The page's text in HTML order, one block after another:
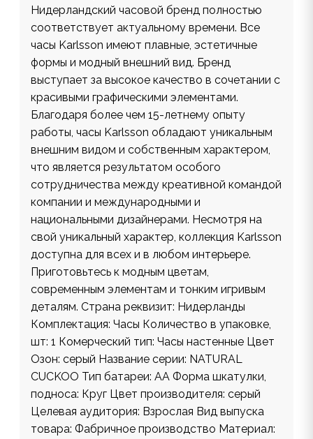
Нидерландский часовой бренд полностью
соответствует актуальному времени. Все
часы Karlsson имеют плавные, эстетичные
формы и модный внешний вид. Бренд
выступает за высокое качество в сочетании с
красивыми графическими элементами.
Благодаря более чем 15-летнему опыту
работы, часы Karlsson обладают уникальным
внешним видом и собственным характером,
что является результатом особого
сотрудничества между креативной командой
компании и международными и
национальными дизайнерами. Несмотря на
свой уникальный характер, коллекция Karlsson
доступна для всех и в любом интерьере.
Приготовьтесь к модным цветам,
современным элементам и тонким игривым
деталям. Страна реквизит: Нидерланды
Комплектация: Часы Количество в упаковке,
шт: 1 Комерческий тип: Часы настенные Цвет
Озон: серый Название серии: NATURAL
CUCKOO Тип батареи: AA Форма шкатулки,
подноса: Круг Цвет производителя: серый
Целевая аудитория: Взрослая Вид выпуска
товара: Фабричное производство Материал: